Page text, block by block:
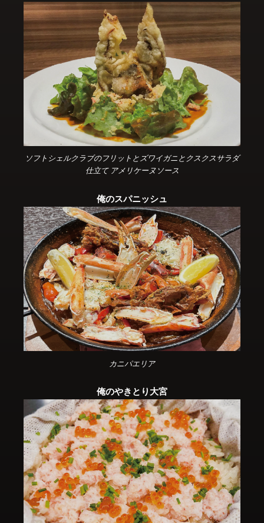
ソフトシェルクラブのフリットとズワイガニとクスクスサラダ
仕立て アメリケーヌソース
俺のスパニッシュ
カニパエリア
俺のやきとり大宮